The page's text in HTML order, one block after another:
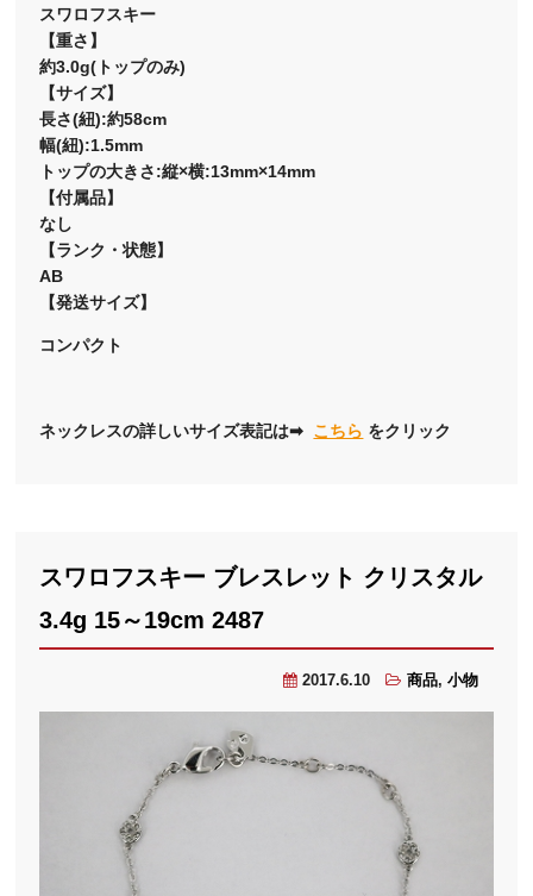
スワロフスキー
【重さ】
約3.0g(トップのみ)
【サイズ】
長さ(紐):約58cm
幅(紐):1.5mm
トップの大きさ:縦×横:13mm×14mm
【付属品】
なし
【ランク・状態】
AB
【発送サイズ】
コンパクト
ネックレスの詳しいサイズ表記は➡ こちら をクリック
スワロフスキー ブレスレット クリスタル
3.4g 15～19cm 2487
2017.6.10 商品, 小物